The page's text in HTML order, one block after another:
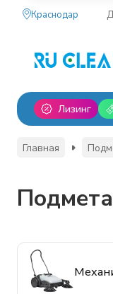
Краснодар
Лизинг
Главная